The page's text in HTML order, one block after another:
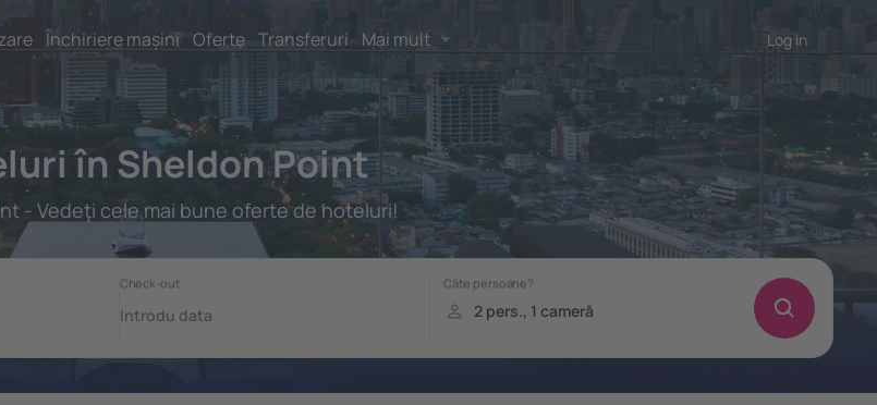
Închiriere mașini Oferte Transferuri Mai mult Log in
în Sheldon Point
- Vedeţi cele mai bune oferte de hoteluri!